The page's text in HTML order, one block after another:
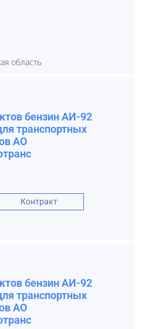
область
бензин АИ-92
транспортных
АО
Контракт
бензин АИ-92
транспортных
АО